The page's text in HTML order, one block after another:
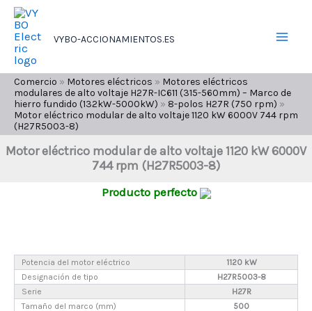
contenido
VYBO-ACCIONAMIENTOS.ES
Comercio » Motores eléctricos » Motores eléctricos
modulares de alto voltaje H27R-IC611 (315-560mm) – Marco de
hierro fundido (132kW-5000kW) » 8-polos H27R (750 rpm) »
Motor eléctrico modular de alto voltaje 1120 kW 6000V 744 rpm
(H27R5003-8)
Motor eléctrico modular de alto voltaje 1120 kW 6000V
744 rpm (H27R5003-8)
Producto perfecto
Potencia del motor eléctrico
1120 kW
Designación de tipo
H27R5003-8
Serie
H27R
Tamaño del marco (mm)
500